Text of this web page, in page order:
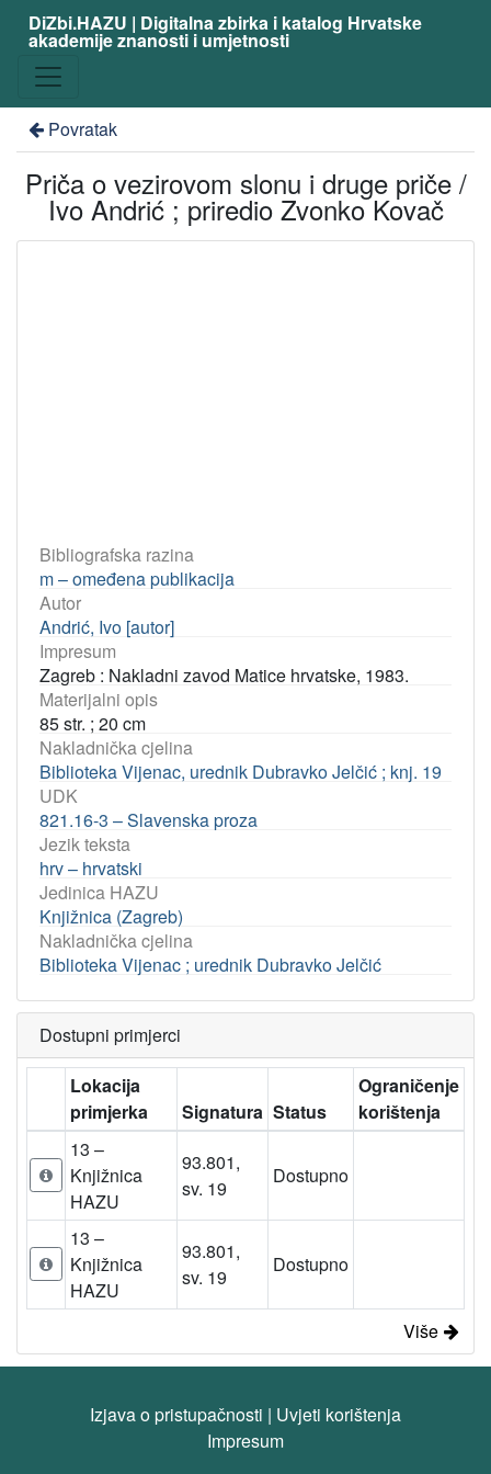
DiZbi.HAZU | Digitalna zbirka i katalog Hrvatske
akademije znanosti i umjetnosti
Povratak
Priča o vezirovom slonu i druge priče /
Ivo Andrić ; priredio Zvonko Kovač
Bibliografska razina
m – omeđena publikacija
Autor
Andrić, Ivo [autor]
Impresum
Zagreb : Nakladni zavod Matice hrvatske, 1983.
Materijalni opis
85 str. ; 20 cm
Nakladnička cjelina
Biblioteka Vijenac, urednik Dubravko Jelčić ; knj. 19
UDK
821.16-3 – Slavenska proza
Jezik teksta
hrv – hrvatski
Jedinica HAZU
Knjižnica (Zagreb)
Nakladnička cjelina
Biblioteka Vijenac ; urednik Dubravko Jelčić
Dostupni primjerci
Lokacija
primjerka
Signatura Status
Ograničenje
korištenja
13 –
Knjižnica
HAZU
93.801,
sv. 19
Dostupno
13 –
Knjižnica
HAZU
93.801,
sv. 19
Dostupno
Više
Izjava o pristupačnosti | Uvjeti korištenja
Impresum